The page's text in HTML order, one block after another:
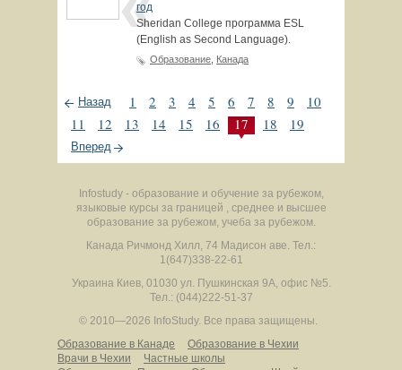
год
Sheridan College программа ESL
(English as Second Language).
Образование Канада
Назад 1 2 3 4 5 6 7 8 9
10
11
12 13 14 15 16 17 18 19
Вперед
Infostudy - образование и обучение за рубежом,
языковые курсы за границей , среднее и высшее
образование за рубежом, учеба за рубежом.
Канада Ричмонд Хилл, 74 Мадисон аве. Тел.:
1(647)338-22-61
Украина Киев, 01030 ул. Пушкинская 9А, офис №5.
Тел.: (044)222-51-37
© 2010—2026 InfoStudy. Все права защищены.
Образование в Канаде
Образование в Чехии
Врачи в Чехии
Частные школы